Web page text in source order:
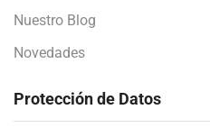
Nuestro Blog
Novedades
Protección de Datos